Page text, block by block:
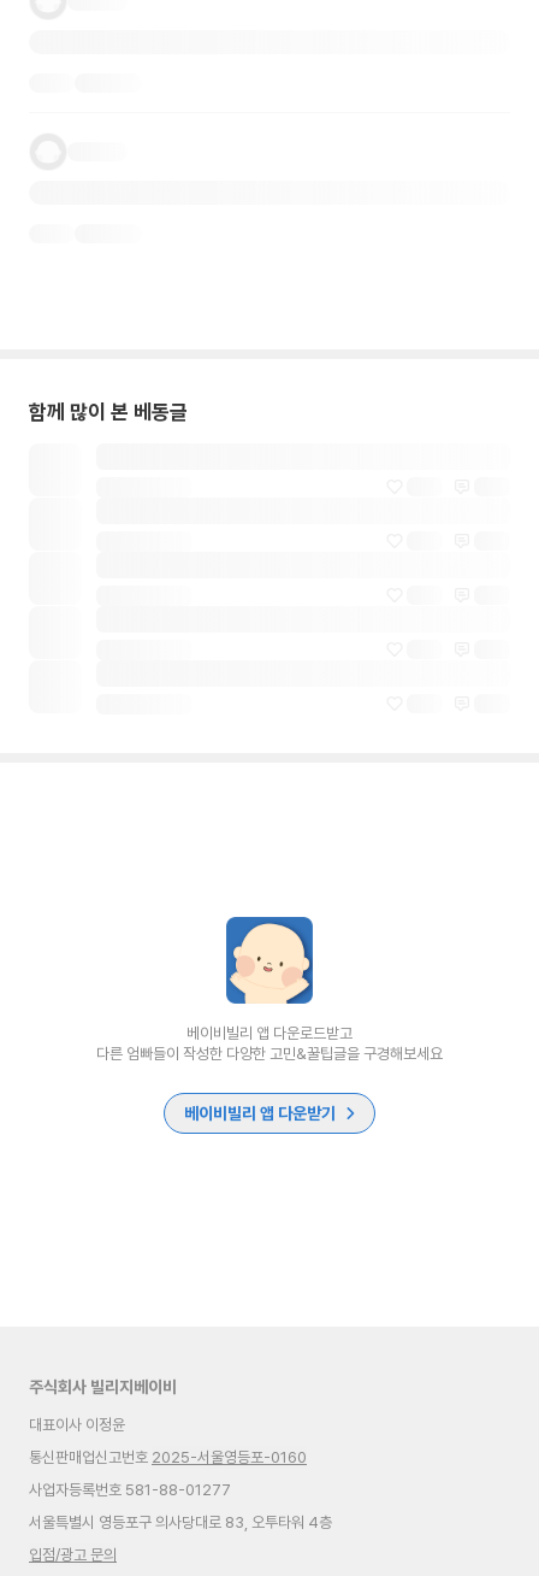
함께 많이 본 베동글
베이비빌리 앱 다운로드받고
다른 엄빠들이 작성한 다양한 고민&꿀팁글을 구경해보세요
베이비빌리 앱 다운받기
주식회사 빌리지베이비
대표이사 이정윤
통신판매업신고번호 2025-서울영등포-0160
사업자등록번호 581-88-01277
서울특별시 영등포구 의사당대로 83, 오투타워 4층
입점/광고 문의